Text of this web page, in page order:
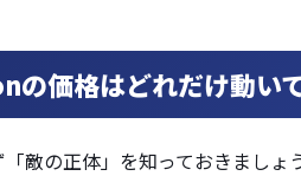
の価格はどれだけ動い
敵の正体」を知っておきまし